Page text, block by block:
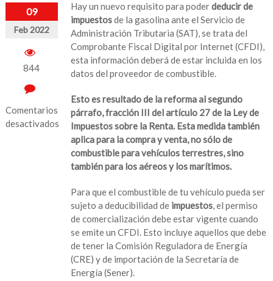
09
Feb 2022
844
Comentarios
desactivados
Hay un nuevo requisito para poderdeducir de
impuestosde la gasolina ante el Servicio de
Administración Tributaria (SAT), se trata del
Comprobante Fiscal Digital por Internet (CFDI),
esta información deberá de estar incluida en los
datos del proveedor de combustible.
Esto es resultado de la reforma al segundo
párrafo, fracción III del artículo 27 de la Ley de
Impuestos sobre la Renta. Esta medida también
aplica para la compra y venta, no sólo de
combustible para vehículos terrestres, sino
también para los aéreos y los marítimos.
Para que el combustible de tu vehículo pueda ser
sujeto a deducibilidad de impuestos, el permiso
de comercialización debe estar vigente cuando
se emite un CFDI. Esto incluye aquellos que debe
de tener la Comisión Reguladora de Energía
(CRE) y de importación de la Secretaría de
Energía (Sener).